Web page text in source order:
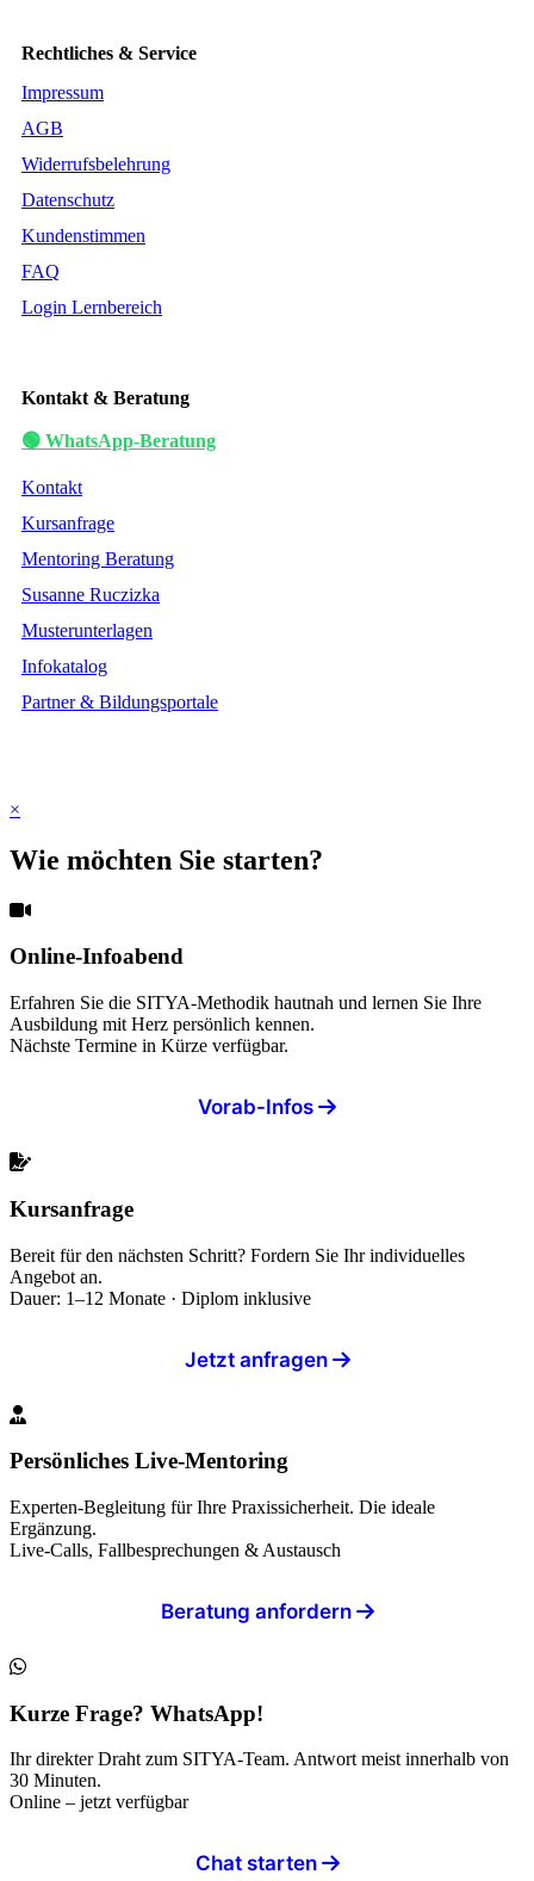
Rechtliches & Service
Impressum
AGB
Widerrufsbelehrung
Datenschutz
Kundenstimmen
FAQ
Login Lernbereich
Kontakt & Beratung
🟢 WhatsApp-Beratung
Kontakt
Kursanfrage
Mentoring Beratung
Susanne Ruczizka
Musterunterlagen
Infokatalog
Partner & Bildungsportale
×
Wie möchten Sie starten?
Online-Infoabend
Erfahren Sie die SITYA-Methodik hautnah und lernen Sie Ihre
Ausbildung mit Herz persönlich kennen.
Nächste Termine in Kürze verfügbar.
Vorab-Infos
Kursanfrage
Bereit für den nächsten Schritt? Fordern Sie Ihr individuelles
Angebot an.
Dauer: 1–12 Monate · Diplom inklusive
Jetzt anfragen
Persönliches Live-Mentoring
Experten-Begleitung für Ihre Praxissicherheit. Die ideale
Ergänzung.
Live-Calls, Fallbesprechungen & Austausch
Beratung anfordern
Kurze Frage? WhatsApp!
Ihr direkter Draht zum SITYA-Team. Antwort meist innerhalb von
30 Minuten.
Online – jetzt verfügbar
Chat starten